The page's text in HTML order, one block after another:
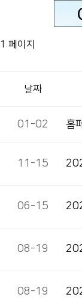
1 페이지
날짜
01-02 홈
11-15
06-15
08-19
08-19